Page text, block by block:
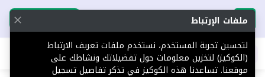
تحميل التطبيق تحميل التطبيق
اطلب عقارك
ملفات الإرتباط
لتحسين تجربة المستخدم، نستخدم ملفات تعريف الارتباط
(الكوكيز) لتخزين معلومات حول تفضيلاتك ونشاطك على
موقعنا. تساعدنا هذه الكوكيز في تذكر تفاصيل تسجيل